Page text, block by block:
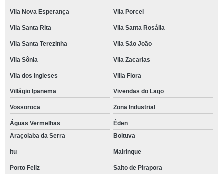
Vila Nova Esperança Vila Porcel
Vila Santa Rita Vila Santa Rosália
Vila Santa Terezinha Vila São João
Vila Sônia Vila Zacarias
Vila dos Ingleses Villa Flora
Villágio Ipanema Vivendas do Lago
Vossoroca Zona Industrial
Águas Vermelhas
Éden
Araçoiaba da Serra
Boituva
Itu Mairinque
Porto Feliz Salto de Pirapora